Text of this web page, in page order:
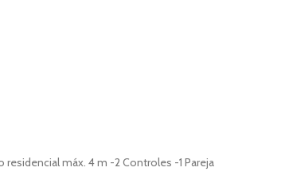
máx. 4 m -2 Controles -1 Pareja